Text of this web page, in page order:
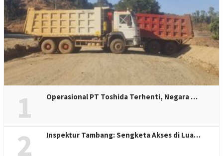
1 Operasional PT Toshida Terhenti, Negara …
2 Inspektur Tambang: Sengketa Akses di Lua…